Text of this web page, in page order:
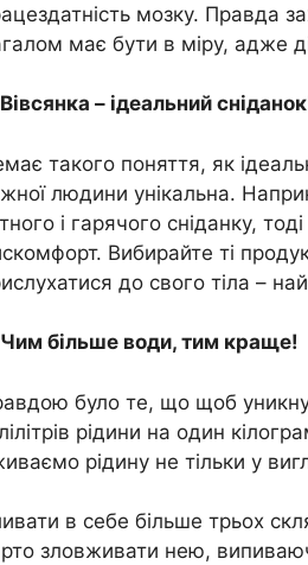
мозку. Правда
має бути в міру, адже
– ідеальний
такого поняття, як
людини унікальна.
і гарячого сніданку,
Вибирайте ті
до свого тіла –
більше води, тим краще!
було те, що щоб
рідини на один
рідину не тільки у
в себе більше трьох
зловживати нею,